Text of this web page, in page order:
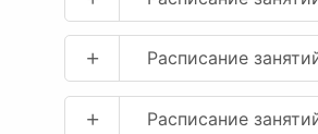
+ Расписание
+ Расписание